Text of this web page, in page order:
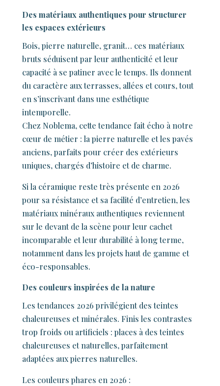
Des matériaux authentiques pour structurer
les espaces extérieurs
Bois, pierre naturelle, granit… ces matériaux
bruts séduisent par leur authenticité et leur
capacité à se patiner avec le temps. Ils donnent
du caractère aux terrasses, allées et cours, tout
en s’inscrivant dans une esthétique
intemporelle.
Chez Noblema, cette tendance fait écho à notre
cœur de métier : la pierre naturelle et les pavés
anciens, parfaits pour créer des extérieurs
uniques, chargés d’histoire et de charme.
Si la céramique reste très présente en 2026
pour sa résistance et sa facilité d’entretien, les
matériaux minéraux authentiques reviennent
sur le devant de la scène pour leur cachet
incomparable et leur durabilité à long terme,
notamment dans les projets haut de gamme et
éco-responsables.
Des couleurs inspirées de la nature
Les tendances 2026 privilégient des teintes
chaleureuses et minérales. Finis les contrastes
trop froids ou artificiels : places à des teintes
chaleureuses et naturelles, parfaitement
adaptées aux pierres naturelles.
Les couleurs phares en 2026 :